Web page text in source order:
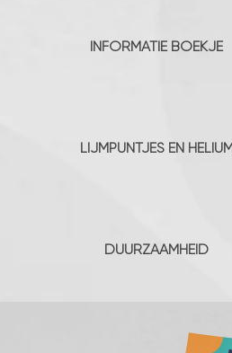
INFORMATIE BOEKJE
LIJMPUNTJES EN HELIUM
DUURZAAMHEID